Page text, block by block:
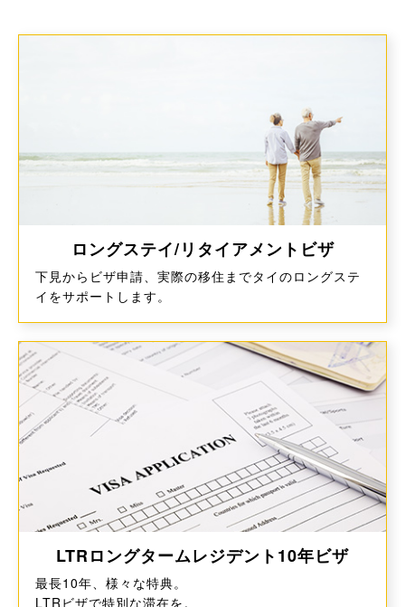
ロングステイ/リタイアメントビザ
下見からビザ申請、実際の移住までタイのロングステ
イをサポートします。
LTRロングタームレジデント10年ビザ
最⻑10年、様々な特典。
LTRビザで特別な滞在を。